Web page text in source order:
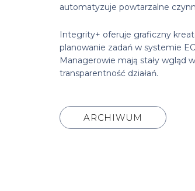
automatyzuje powtarzalne
Integrity+ oferuje graficzny
planowanie zadań w systemie
Managerowie mają stały wgląd
transparentność działań.
ARCHIWUM